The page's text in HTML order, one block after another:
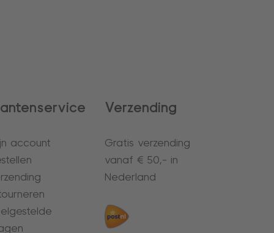
account
Verzending
Gratis verzending
vanaf € 50,- in
Nederland